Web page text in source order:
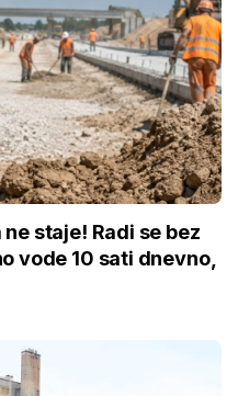
staje! Radi se bez
vode 10 sati dnevno,